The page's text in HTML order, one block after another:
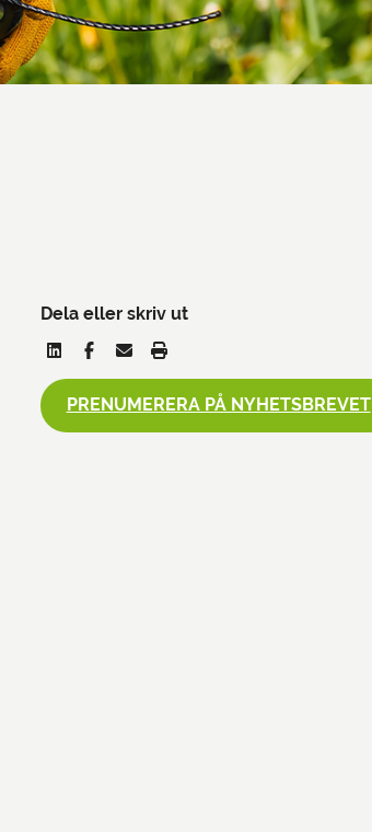
Dela eller skriv ut
PRENUMERERA PÅ NYHETSBREVET